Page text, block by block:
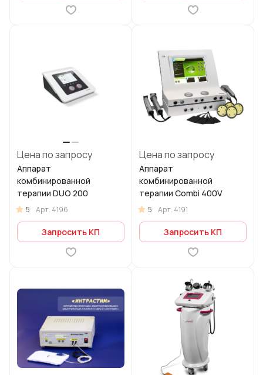
Цена по запросу
Аппарат
комбинированной
терапии DUO 200
5 Арт. 4196
Запросить КП
Цена по запросу
Аппарат
комбинированной
терапии Combi 400V
5 Арт. 4191
Запросить КП